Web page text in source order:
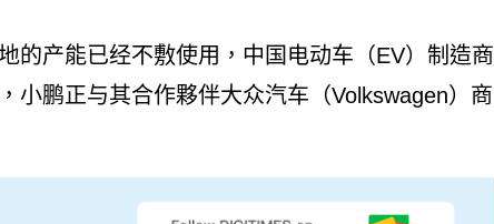
的产能已经不敷使用，中国电动车（EV）制造商
小鹏正与其合作夥伴大众汽车（Volkswagen）商